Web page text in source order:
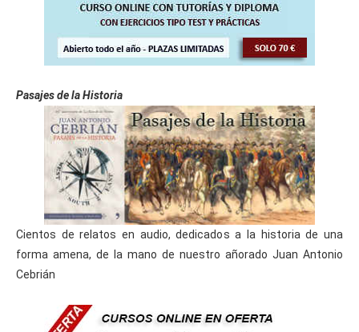
Pasajes de la Historia
Cientos de relatos en audio, dedicados a la historia de una
forma amena, de la mano de nuestro añorado Juan Antonio
Cebrián